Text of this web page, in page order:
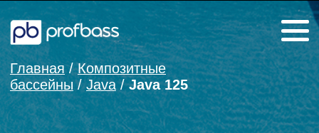
Главная
Композитные
бассейны/ Java/Java 125